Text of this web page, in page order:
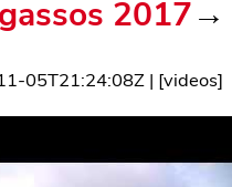
2017→
05T21:24:08Z | [videos]